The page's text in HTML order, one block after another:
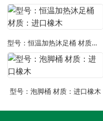
型号：恒温加热沐足桶 材质：进口橡木
型号：泡脚桶 材质：进口橡木